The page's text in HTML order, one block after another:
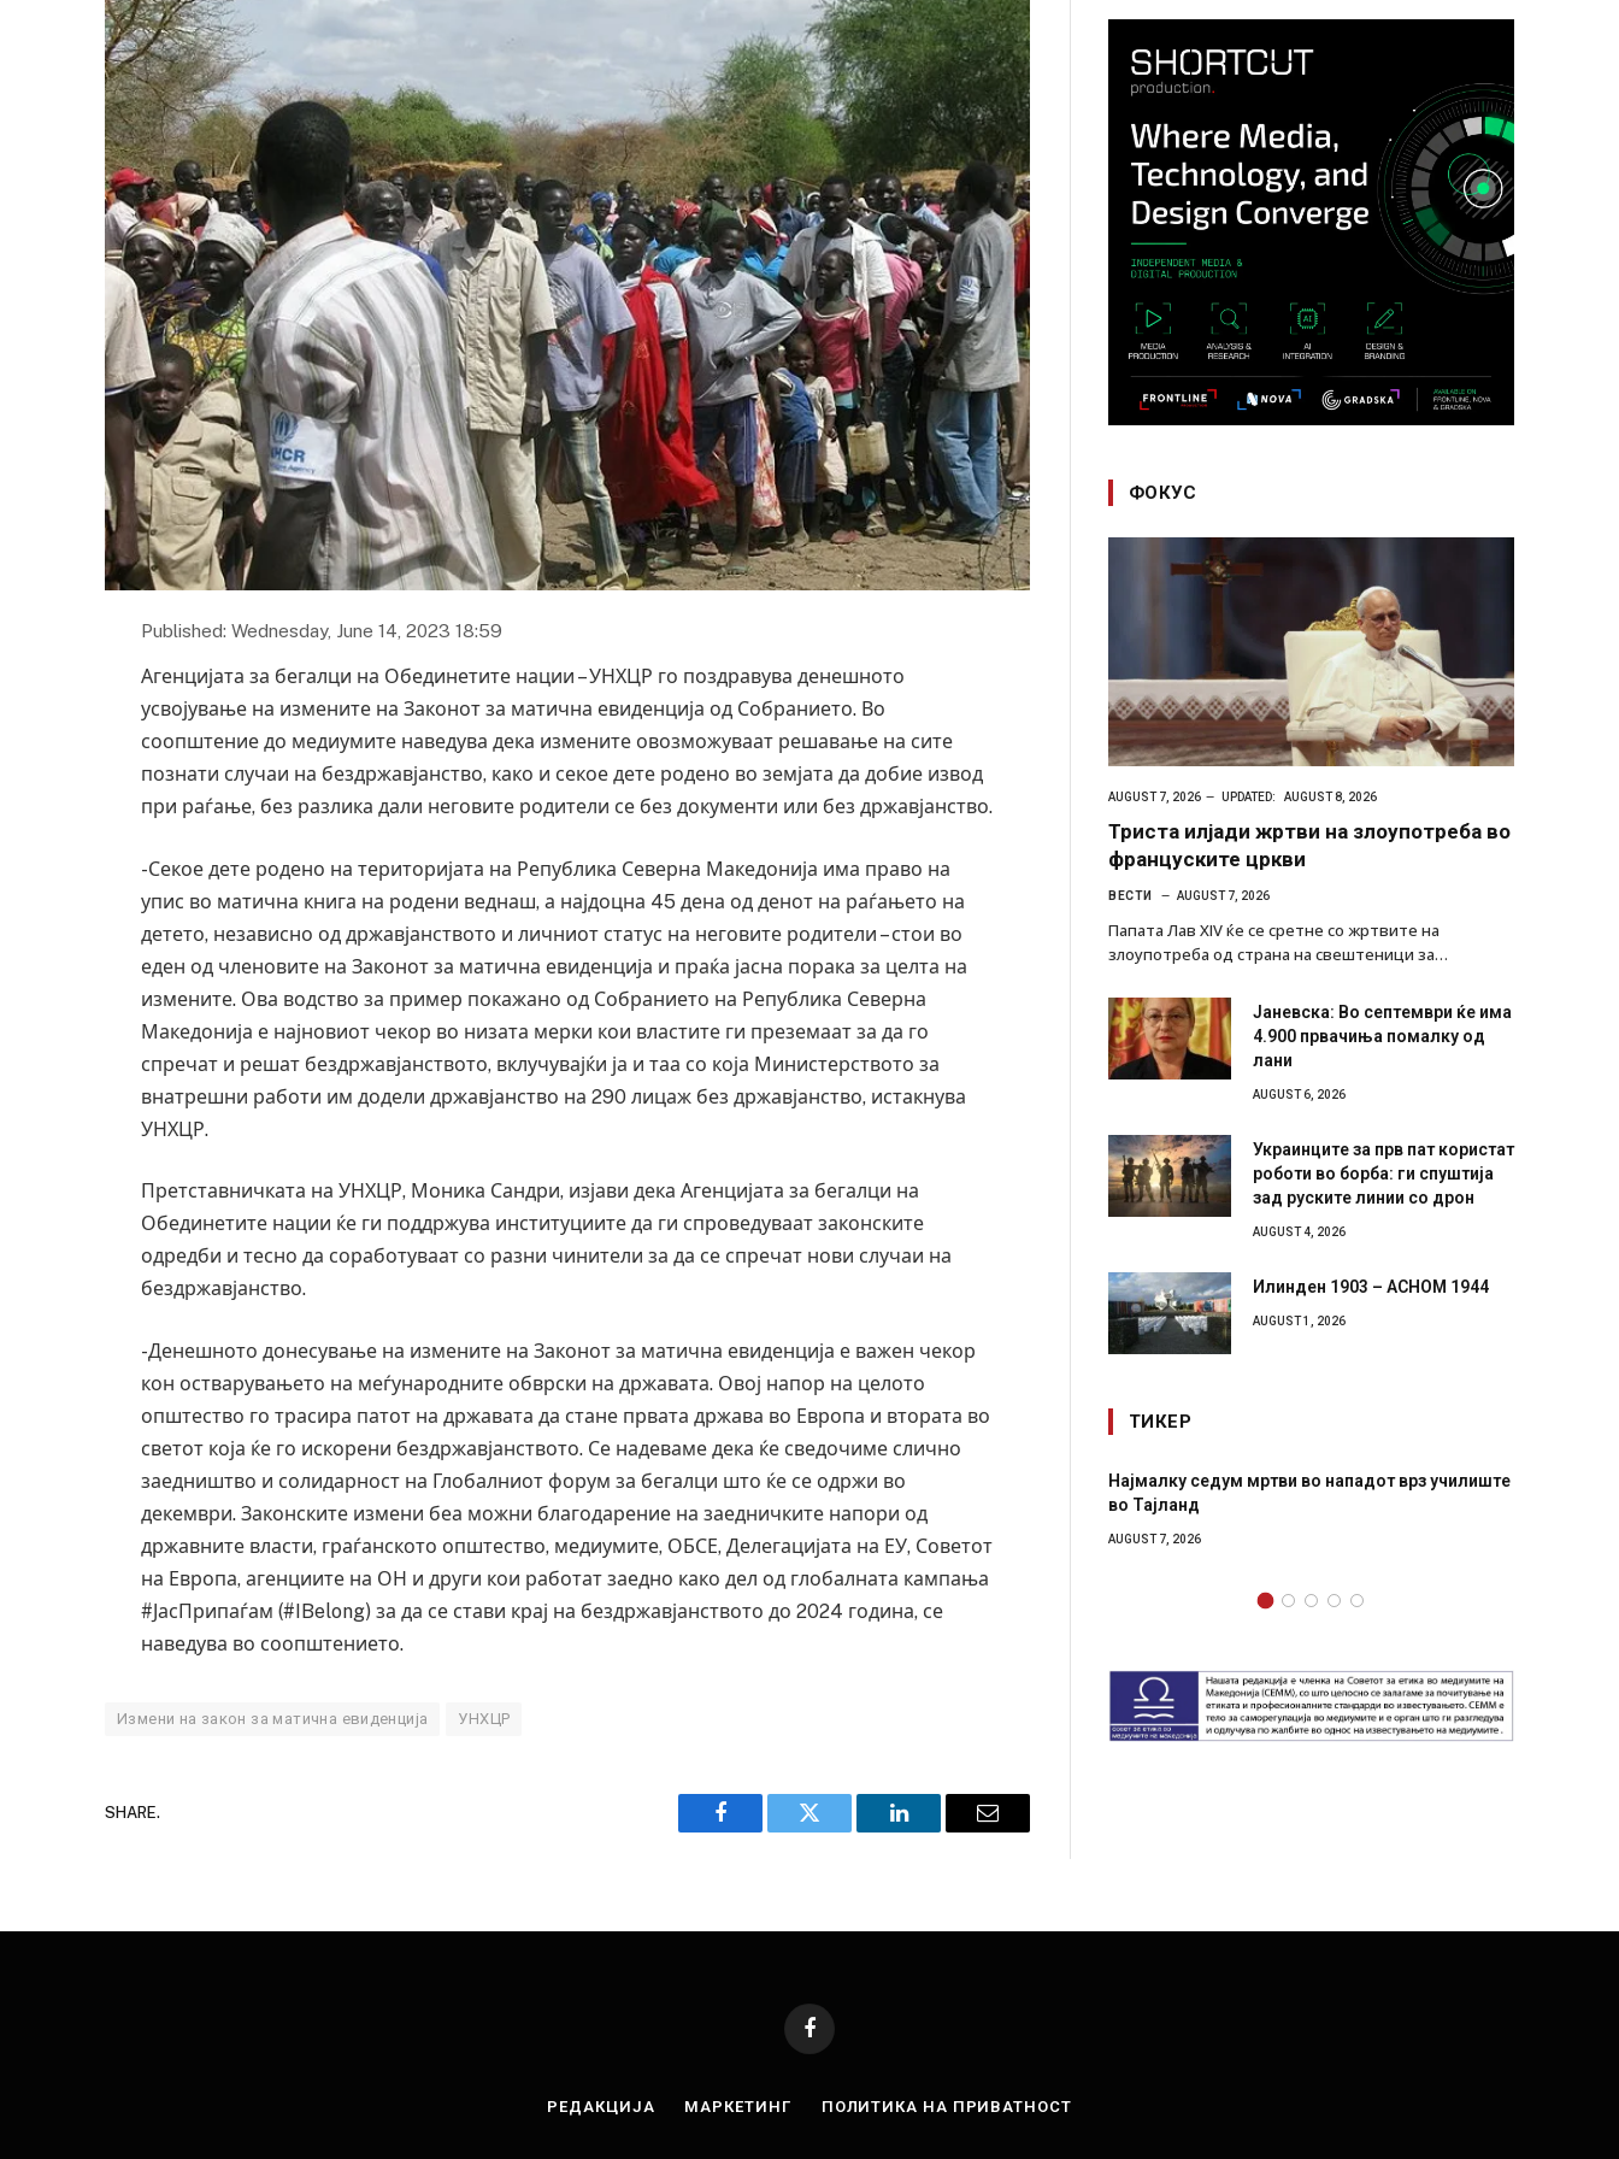
Published: Wednesday, June 14, 2023 18:59
Агенцијата за бегалци на Обединетите нации – УНХЦР го поздравува денешното
усвојување на измените на Законот за матична евиденција од Собранието. Во
соопштение до медиумите наведува дека измените овозможуваат решавање на сите
познати случаи на бездржавјанство, како и секое дете родено во земјата да добие извод
при раѓање, без разлика дали неговите родители се без документи или без државјанство.
-Секое дете родено на територијата на Република Северна Македонија има право на
упис во матична книга на родени веднаш, а најдоцна 45 дена од денот на раѓањето на
детето, независно од државјанството и личниот статус на неговите родители – стои во
еден од членовите на Законот за матична евиденција и праќа јасна порака за целта на
измените. Ова водство за пример покажано од Собранието на Република Северна
Македонија е најновиот чекор во низата мерки кои властите ги преземаат за да го
спречат и решат бездржавјанството, вклучувајќи ја и таа со која Министерството за
внатрешни работи им додели државјанство на 290 лицаж без државјанство, истакнува
УНХЦР.
Претставничката на УНХЦР, Моника Сандри, изјави дека Агенцијата за бегалци на
Обединетите нации ќе ги поддржува институциите да ги спроведуваат законските
одредби и тесно да соработуваат со разни чинители за да се спречат нови случаи на
бездржавјанство.
-Денешното донесување на измените на Законот за матична евиденција е важен чекор
кон остварувањето на меѓународните обврски на државата. Овој напор на целото
општество го трасира патот на државата да стане првата држава во Европа и втората во
светот која ќе го искорени бездржавјанството. Се надеваме дека ќе сведочиме слично
заедништво и солидарност на Глобалниот форум за бегалци што ќе се одржи во
декември. Законските измени беа можни благодарение на заедничките напори од
државните власти, граѓанското општество, медиумите, ОБСЕ, Делегацијата на ЕУ, Советот
на Европа, агенциите на ОН и други кои работат заедно како дел од глобалната кампања
#ЈасПрипаѓам (#IBelong) за да се стави крај на бездржавјанството до 2024 година, се
наведува во соопштението.
Измени на закон за матична евиденција УНХЦР
SHARE.
Facebook Twitter LinkedIn Email
ФОКУС
AUGUST 7, 2026 UPDATED: AUGUST 8, 2026
Триста илјади жртви на злоупотреба во
француските цркви
ВЕСТИ AUGUST 7, 2026
Папата Лав XIV ќе се сретне со жртвите на
злоупотреба од страна на свештеници за…
Јаневска: Во септември ќе има
4.900 првачиња помалку од
лани
AUGUST 6, 2026
Украинците за прв пат користат
роботи во борба: ги спуштија
зад руските линии со дрон
AUGUST 4, 2026
Илинден 1903 – АСНОМ 1944
AUGUST 1, 2026
ТИКЕР
Уште двајца починаа од повредите во ресторан
во главниот град на Русуија – експлозивот бил
Најмалку седум мртви во нападот врз училиште
AUGUST 7, 2026
СОЗИС: Украинците повеќе им веруваат на
генералите отколку на Зеленски
AUGUST 7, 2026
Facebook
РЕДАКЦИЈА МАРКЕТИНГ ПОЛИТИКА НА ПРИВАТНОСТ